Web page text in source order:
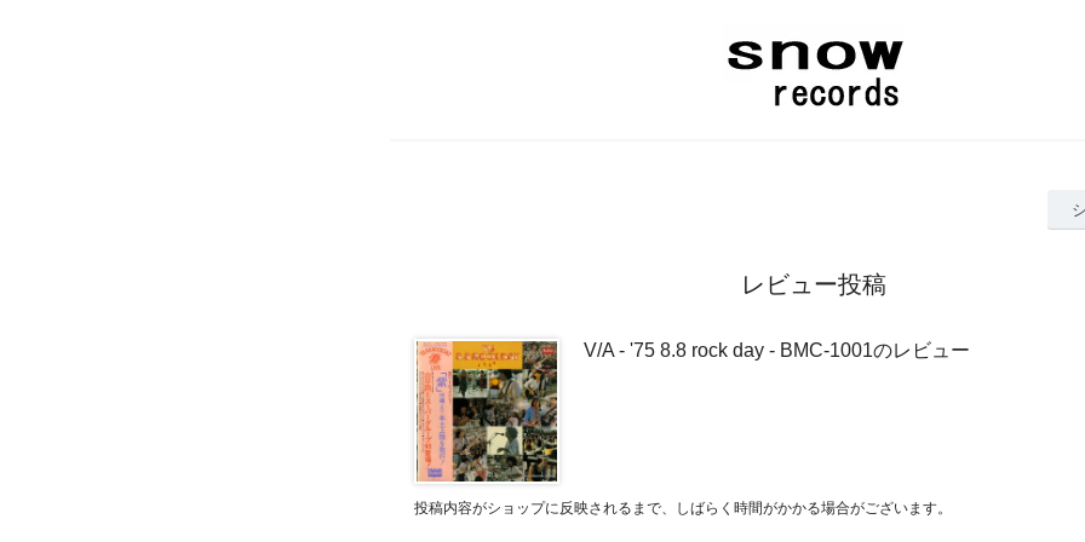
レビュー投稿
V/A - '75 8.8 rock day - BMC-1001のレビュー
投稿内容がショップに反映されるまで、しばらく時間がかかる場合がございます。